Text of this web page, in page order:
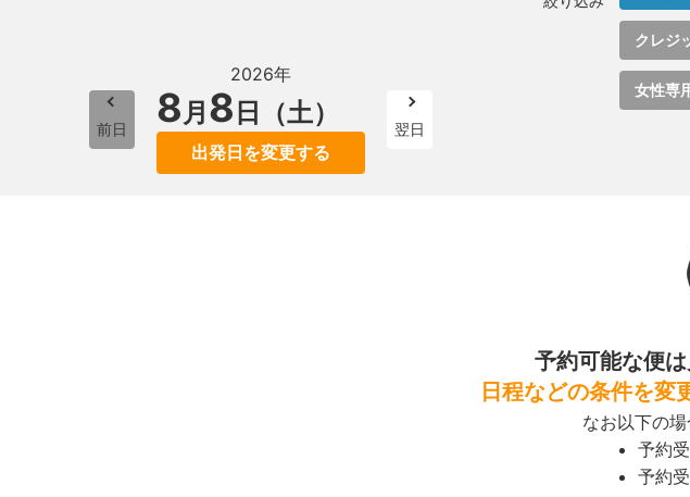
前日
2026年
8月 8 日（土）
出発日を変更する
翌日
クレジ
女性専
予約可能な便は
日程などの条件を変
なお以下の場
予約
予約